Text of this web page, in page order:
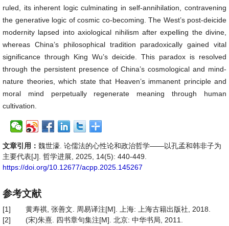
ruled, its inherent logic culminating in self-annihilation, contravening
the generative logic of cosmic co-becoming. The West’s post-deicide
modernity lapsed into axiological nihilism after expelling the divine,
whereas China’s philosophical tradition paradoxically gained vital
significance through King Wu’s deicide. This paradox is resolved
through the persistent presence of China’s cosmological and mind-
nature theories, which state that Heaven’s immanent principle and
moral mind perpetually regenerate meaning through human
cultivation.
文章引用： 魏世濠. 论儒法的心性论和政治哲学——以孔孟和韩非子为
主要代表[J]. 哲学进展, 2025, 14(5): 440-449.
https://doi.org/10.12677/acpp.2025.145267
参考文献
[1]
黄寿祺, 张善文. 周易译注[M]. 上海: 上海古籍出版社, 2018.
[2]
(宋)朱熹. 四书章句集注[M]. 北京: 中华书局, 2011.